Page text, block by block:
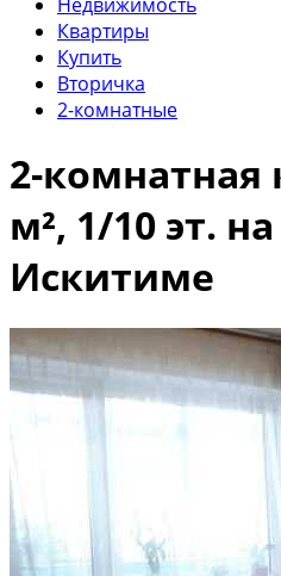
Квартиры
Купить
Вторичка
2-комнатные
2-комнатная
м², 1/10 эт.
Искитиме